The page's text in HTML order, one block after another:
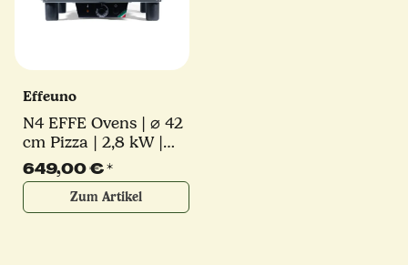
Effeuno
N4 EFFE Ovens | ⌀ 42
cm Pizza | 2,8 kW |
inkl. original Effeuno-
Stein | Elektro
Pizzaofen
649,00 €*
Zum Artikel